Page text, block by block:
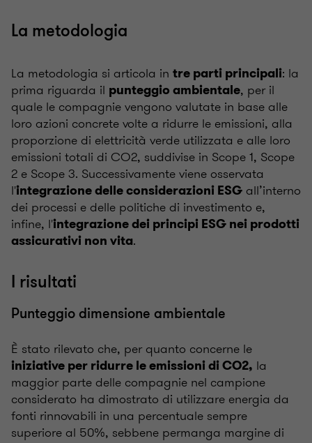
La metodologia
La metodologia si articola in tre parti principali: la
prima riguarda il punteggio ambientale, per il
quale le compagnie vengono valutate in base alle
loro azioni concrete volte a ridurre le emissioni, alla
proporzione di elettricità verde utilizzata e alle loro
emissioni totali di CO2, suddivise in Scope 1, Scope
2 e Scope 3. Successivamente viene osservata
l'integrazione delle considerazioni ESG all’interno
dei processi e delle politiche di investimento e,
infine, l'integrazione dei principi ESG nei prodotti
assicurativi non vita.
I risultati
Punteggio dimensione ambientale
È stato rilevato che, per quanto concerne le
iniziative per ridurre le emissioni di CO2, la
maggior parte delle compagnie nel campione
considerato ha dimostrato di utilizzare energia da
fonti rinnovabili in una percentuale sempre
superiore al 50%, sebbene permanga margine di